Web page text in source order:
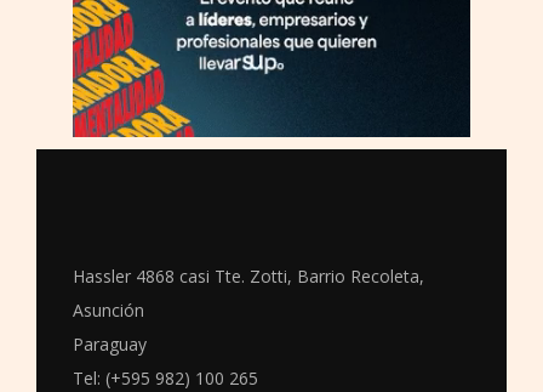
Hassler 4868 casi Tte. Zotti, Barrio Recoleta,
Asunción
Paraguay
Tel: (+595 982) 100 265